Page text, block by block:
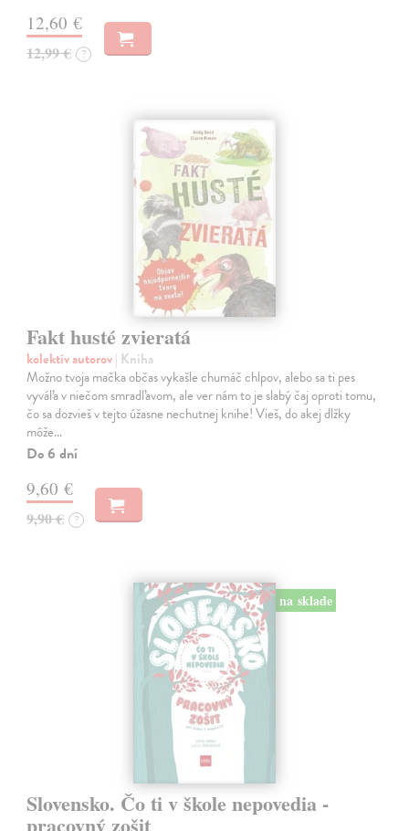
12,60 €
12,99 € ?
Fakt husté zvieratá
kolektív autorov| Kniha
Možno tvoja mačka občas vykašle chumáč chlpov, alebo sa ti pes
vyváľa v niečom smradľavom, ale ver nám to je slabý čaj oproti tomu,
čo sa dozvieš v tejto úžasne nechutnej knihe! Vieš, do akej dlžky
môže…
Do 6 dní
9,60 €
9,90 € ?
na sklade
Slovensko. Čo ti v škole nepovedia -
pracovný zošit